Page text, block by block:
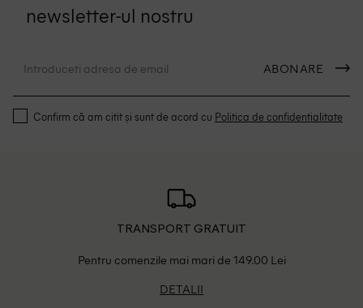
newsletter-ul nostru
ABONARE
Confirm că am citit și sunt de acord cu Politica de confidentialitate
TRANSPORT GRATUIT
Pentru comenzile mai mari de 149.00 Lei
DETALII